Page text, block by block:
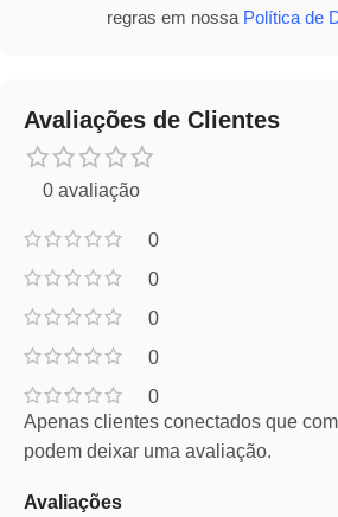
regras em nossa Política de
Avaliações de Clientes
0 avaliação
0
0
0
0
0
Avaliações
Apenas clientes conectados que
podem deixar uma avaliação.